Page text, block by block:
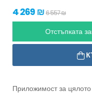
4 269 ₪6 557 ₪
Отстъпката
Приложимост за цялото